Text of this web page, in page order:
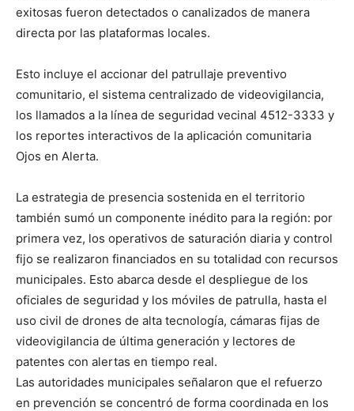
exitosas fueron detectados o canalizados de manera
directa por las plataformas locales.
Esto incluye el accionar del patrullaje preventivo
comunitario, el sistema centralizado de videovigilancia,
los llamados a la línea de seguridad vecinal 4512-3333 y
los reportes interactivos de la aplicación comunitaria
Ojos en Alerta.
La estrategia de presencia sostenida en el territorio
también sumó un componente inédito para la región: por
primera vez, los operativos de saturación diaria y control
fijo se realizaron financiados en su totalidad con recursos
municipales. Esto abarca desde el despliegue de los
oficiales de seguridad y los móviles de patrulla, hasta el
uso civil de drones de alta tecnología, cámaras fijas de
videovigilancia de última generación y lectores de
patentes con alertas en tiempo real.
Las autoridades municipales señalaron que el refuerzo
en prevención se concentró de forma coordinada en los